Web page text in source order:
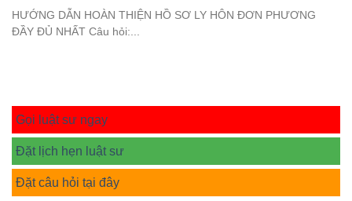
HƯỚNG DẪN HOÀN THIỆN HỒ SƠ LY HÔN ĐƠN PHƯƠNG
ĐẦY ĐỦ NHẤT Câu hỏi:...
Gọi luật sư ngay
Đặt lịch hẹn luật sư
Đặt câu hỏi tại đây